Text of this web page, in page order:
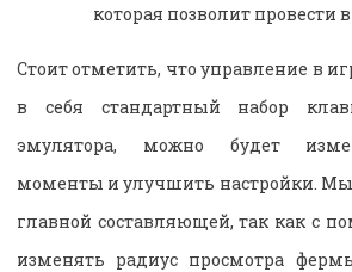
которая позволит провести
Стоит отметить, что управление в
в себя стандартный набор
эмулятора, можно будет
моменты и улучшить настройки.
главной составляющей, так как с
изменять радиус просмотра